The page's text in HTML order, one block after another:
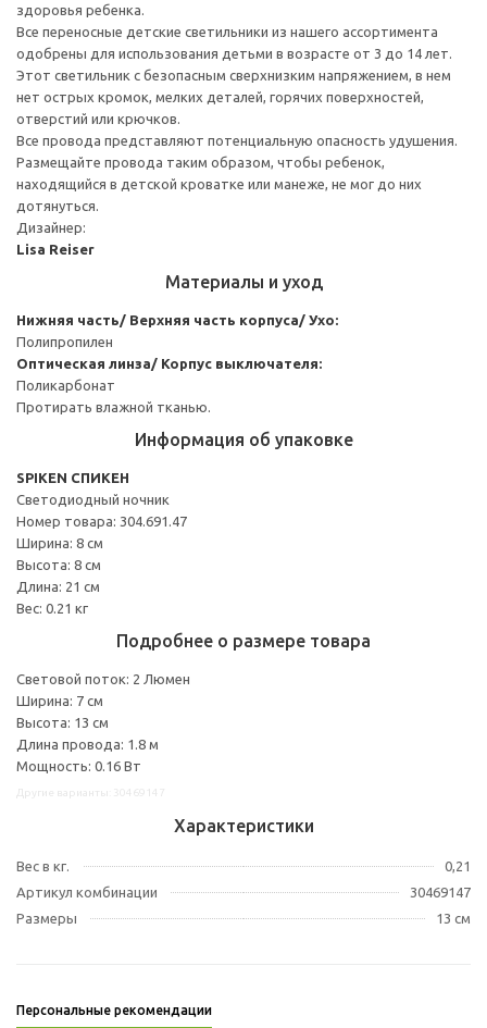
здоровья ребенка.
Все переносные детские светильники из нашего ассортимента
одобрены для использования детьми в возрасте от 3 до 14 лет.
Этот светильник с безопасным сверхнизким напряжением, в нем
нет острых кромок, мелких деталей, горячих поверхностей,
отверстий или крючков.
Все провода представляют потенциальную опасность удушения.
Размещайте провода таким образом, чтобы ребенок,
находящийся в детской кроватке или манеже, не мог до них
дотянуться.
Дизайнер:
Lisa Reiser
Материалы и уход
Нижняя часть/ Верхняя часть корпуса/ Ухо:
Полипропилен
Оптическая линза/ Корпус выключателя:
Поликарбонат
Протирать влажной тканью.
Информация об упаковке
SPIKEN СПИКЕН
Светодиодный ночник
Номер товара: 304.691.47
Ширина: 8 см
Высота: 8 см
Длина: 21 см
Вес: 0.21 кг
Подробнее о размере товара
Световой поток: 2 Люмен
Ширина: 7 см
Высота: 13 см
Длина провода: 1.8 м
Мощность: 0.16 Вт
Характеристики
Вес в кг.
0,21
Артикул комбинации
30469147
Размеры
13 см
Персональные рекомендации